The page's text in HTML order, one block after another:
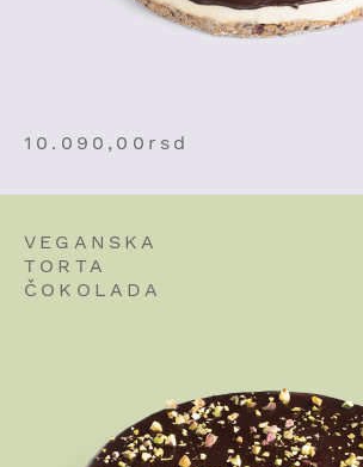
10.090,00 rsd
VEGANSKA
TORTA
ČOKOLADA